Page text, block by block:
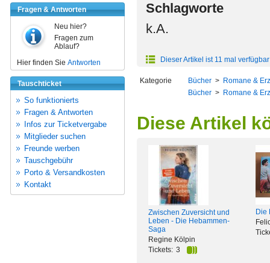
Fragen & Antworten
Neu hier?
Fragen zum
Ablauf?
Hier finden Sie Antworten
Tauschticket
So funktionierts
Fragen & Antworten
Infos zur Ticketvergabe
Mitglieder suchen
Freunde werben
Tauschgebühr
Porto & Versandkosten
Kontakt
Schlagworte
k.A.
Dieser Artikel ist 11 mal verfügbar
Kategorie Bücher > Romane &
Bücher > Romane &
Diese Artikel
Zwischen Zuversicht und
Leben - Die Hebammen-
Saga
Regine Kölpin
Tickets: 3
Die